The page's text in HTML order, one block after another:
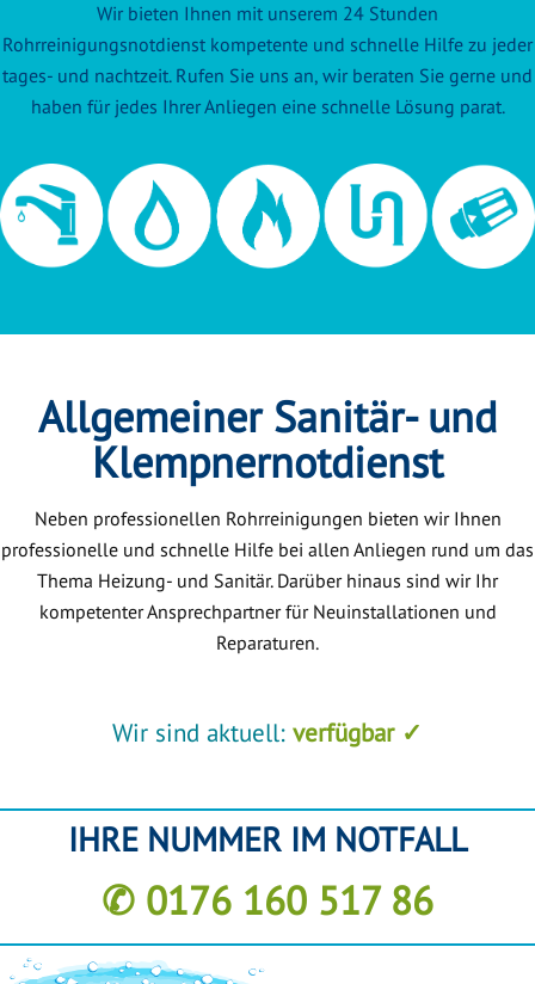
Wir bieten Ihnen mit unserem 24 Stunden
Rohrreinigungsnotdienst kompetente und schnelle Hilfe zu jeder
tages- und nachtzeit. Rufen Sie uns an, wir beraten Sie gerne und
haben für jedes Ihrer Anliegen eine schnelle Lösung parat.
Allgemeiner Sanitär- und
Klempnernotdienst
Neben professionellen Rohrreinigungen bieten wir Ihnen
professionelle und schnelle Hilfe bei allen Anliegen rund um das
Thema Heizung- und Sanitär. Darüber hinaus sind wir Ihr
kompetenter Ansprechpartner für Neuinstallationen und
Reparaturen.
Wir sind aktuell: verfügbar ✓
IHRE NUMMER IM NOTFALL
✆ 0176 160 517 86